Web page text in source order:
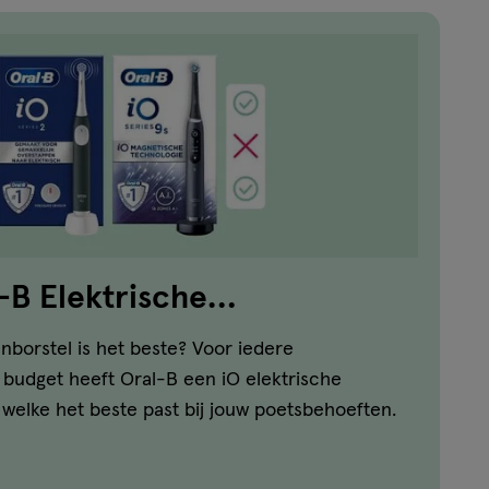
Elektrische
is het beste? Voor iedere
heeft Oral-B een iO elektrische
het beste past bij jouw poetsbehoeften.